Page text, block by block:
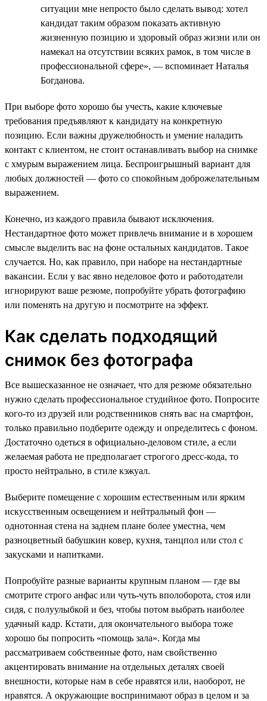
ситуации мне непросто было сделать вывод: хотел
кандидат таким образом показать активную
жизненную позицию и здоровый образ жизни или он
намекал на отсутствии всяких рамок, в том числе в
профессиональной сфере», — вспоминает Наталья
Богданова.
При выборе фото хорошо бы учесть, какие ключевые
требования предъявляют к кандидату на конкретную
позицию. Если важны дружелюбность и умение наладить
контакт с клиентом, не стоит останавливать выбор на снимке
с хмурым выражением лица. Беспроигрышный вариант для
любых должностей — фото со спокойным доброжелательным
выражением.
Конечно, из каждого правила бывают исключения.
Нестандартное фото может привлечь внимание и в хорошем
смысле выделить вас на фоне остальных кандидатов. Такое
случается. Но, как правило, при наборе на нестандартные
вакансии. Если у вас явно неделовое фото и работодатели
игнорируют ваше резюме, попробуйте убрать фотографию
или поменять на другую и посмотрите на эффект.
Как сделать подходящий
снимок без фотографа
Все вышесказанное не означает, что для резюме обязательно
нужно сделать профессиональное студийное фото. Попросите
кого-то из друзей или родственников снять вас на смартфон,
только правильно подберите одежду и определитесь с фоном.
Достаточно одеться в официально-деловом стиле, а если
желаемая работа не предполагает строгого дресс-кода, то
просто нейтрально, в стиле кэжуал.
Выберите помещение с хорошим естественным или ярким
искусственным освещением и нейтральный фон —
однотонная стена на заднем плане более уместна, чем
разноцветный бабушкин ковер, кухня, танцпол или стол с
закусками и напитками.
Попробуйте разные варианты крупным планом — где вы
смотрите строго анфас или чуть-чуть вполоборота, стоя или
сидя, с полуулыбкой и без, чтобы потом выбрать наиболее
удачный кадр. Кстати, для окончательного выбора тоже
хорошо бы попросить «помощь зала». Когда мы
рассматриваем собственные фото, нам свойственно
акцентировать внимание на отдельных деталях своей
внешности, которые нам в себе нравятся или, наоборот, не
нравятся. А окружающие воспринимают образ в целом и за